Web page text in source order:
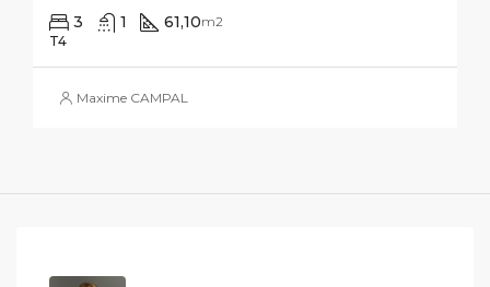
3 1 61,10m2
T4
Maxime CAMPAL